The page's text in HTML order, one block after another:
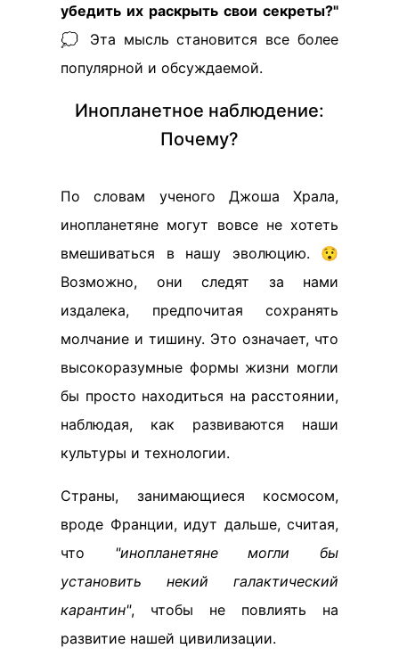
убедить их раскрыть свои секреты?"
💭 Эта мысль становится все более
популярной и обсуждаемой.
Инопланетное наблюдение:
Почему?
По словам ученого Джоша Храла,
инопланетяне могут вовсе не хотеть
вмешиваться в нашу эволюцию. 😯
Возможно, они следят за нами
издалека, предпочитая сохранять
молчание и тишину. Это означает, что
высокоразумные формы жизни могли
бы просто находиться на расстоянии,
наблюдая, как развиваются наши
культуры и технологии.
Страны, занимающиеся космосом,
вроде Франции, идут дальше, считая,
что "инопланетяне могли бы
установить некий галактический
карантин", чтобы не повлиять на
развитие нашей цивилизации.